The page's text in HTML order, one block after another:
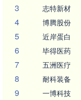
3 志特新材
4 博腾股份
5 近岸蛋白
6 毕得医药
7 五洲医疗
8 耐科装备
9 一博科技